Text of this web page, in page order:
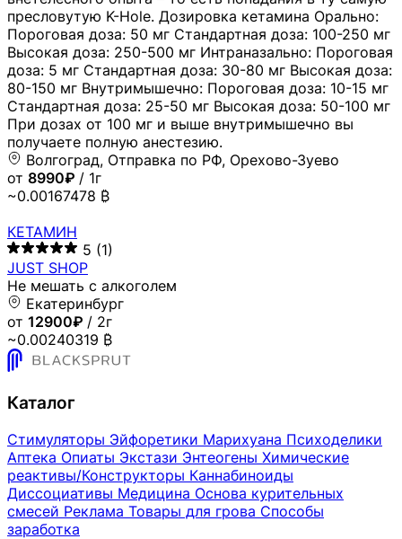
пресловутую K-Hole. Дозировка кетамина Орально:
Пороговая доза: 50 мг Стандартная доза: 100-250 мг
Высокая доза: 250-500 мг Интраназально: Пороговая
доза: 5 мг Стандартная доза: 30-80 мг Высокая доза:
80-150 мг Внутримышечно: Пороговая доза: 10-15 мг
Стандартная доза: 25-50 мг Высокая доза: 50-100 мг
При дозах от 100 мг и выше внутримышечно вы
получаете полную анестезию.
Волгоград, Отправка по РФ, Орехово-Зуево
от 8990₽ / 1г
~0.00167478 ₿
КЕТАМИН
5 (1)
JUST SHOP
Не мешать с алкоголем
Екатеринбург
от 12900₽ / 2г
~0.00240319 ₿
Каталог
Стимуляторы Эйфоретики Марихуана Психоделики
Аптека Опиаты Экстази Энтеогены Химические
реактивы/Конструкторы Каннабиноиды
Диссоциативы Медицина Основа курительных
смесей Реклама Товары для грова Способы
заработка